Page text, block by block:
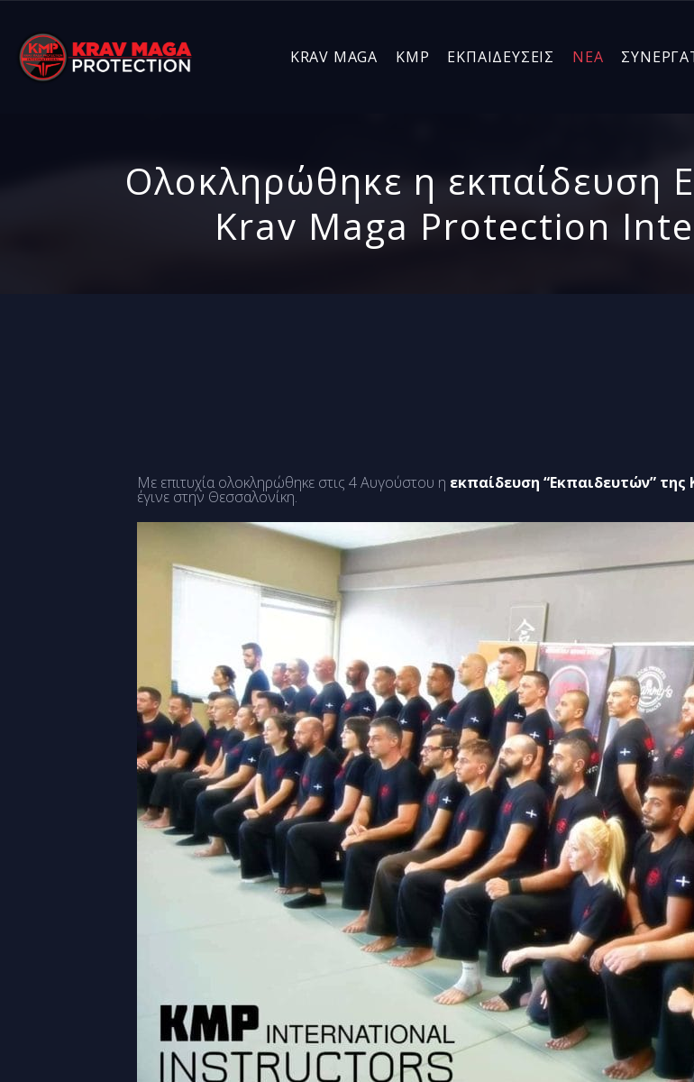
KRAV MAGA KMP ΕΚΠΑΙΔΕΥΣΕΙΣ ΝΕΑ
Ολοκληρώθηκε η εκπαίδευση
Krav Maga Protection
Με επιτυχία ολοκληρώθηκε στις 4 Αυγούστου η εκπαίδευση “Εκπαιδευτών”
έγινε στην Θεσσαλονίκη.